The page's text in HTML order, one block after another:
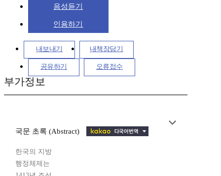
음성듣기
인용하기
내보내기 내책장담기
공유하기 오류접수
부가정보
국문 초록 (Abstract)
한국의 지방
행정체제는